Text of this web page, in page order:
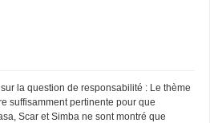
la question de responsabilité : Le thème
suffisamment pertinente pour que
Scar et Simba ne sont montré que